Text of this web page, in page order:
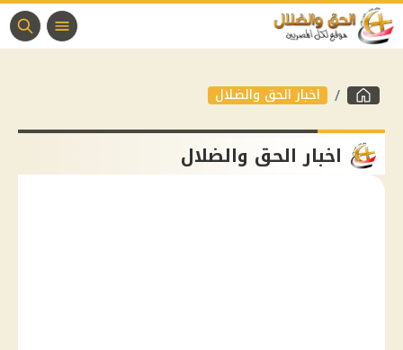
اخبار الحق والضلال
اخبار الحق والضلال